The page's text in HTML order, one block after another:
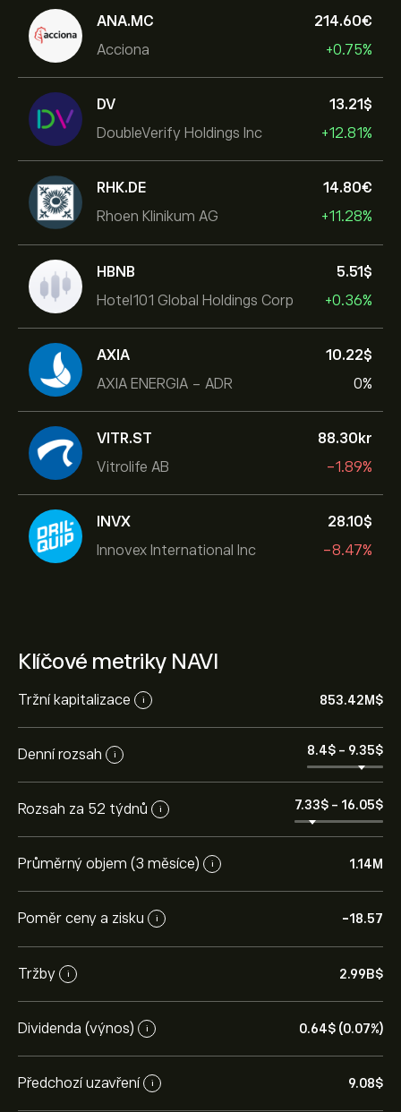
ANA.MC
Acciona
214.60‎€‎
+0.75%
DV
DoubleVerify Holdings Inc
13.21‎$‎
+12.81%
RHK.DE
Rhoen Klinikum AG
14.80‎€‎
+11.28%
HBNB
Hotel101 Global Holdings Corp
5.51‎$‎
+0.36%
AXIA
AXIA ENERGIA - ADR
10.22‎$‎
0%
VITR.ST
Vitrolife AB
88.30‎kr‎
-1.89%
INVX
Innovex International Inc
28.10‎$‎
-8.47%
Klíčové metriky NAVI
Tržní kapitalizace i 853.42M‎$‎
Denní rozsah i 8.4‎$‎ - 9.35‎$‎
Rozsah za 52 týdnů i 7.33‎$‎ - 16.05‎$‎
Průměrný objem (3 měsíce) i 1.14M
Poměr ceny a zisku i -18.57
Tržby i 2.99B‎$‎
Dividenda (výnos) i 0.64‎$‎ (0.07%)
Předchozí uzavření i 9.08‎$‎